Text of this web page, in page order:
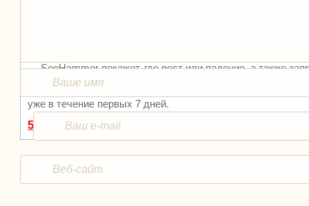
— SeoHammer покажет, где рост или падение, а также
SeoHammer еще предоставляет технологию
уже в течение первых 7 дней.
51